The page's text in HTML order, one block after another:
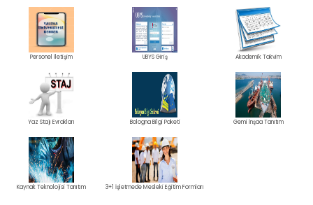
Personel İletişim UBYS Giriş Akademik Takvim
Yaz Stajı Evrakları Bologna Bilgi Paketi Gemi İnşaa Tanıtım
Kaynak Teknolojisi Tanıtım 3+1 İşletmede Mesleki Eğitim Formları